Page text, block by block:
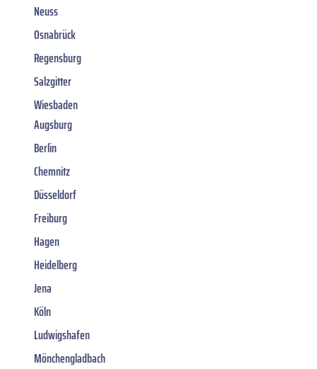
Neuss
Osnabrück
Regensburg
Salzgitter
Wiesbaden
Augsburg
Berlin
Chemnitz
Düsseldorf
Freiburg
Hagen
Heidelberg
Jena
Köln
Ludwigshafen
Mönchengladbach